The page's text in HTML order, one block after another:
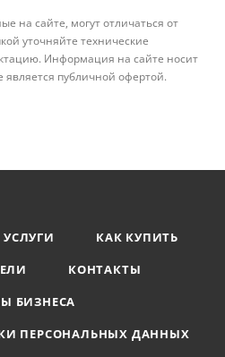
на сайте, могут отличаться от
уточняйте технические
Информация на сайте носит
является публичной офертой.
УСЛУГИ
КАК КУПИТЬ
КОНТАКТЫ
БИЗНЕСА
ПЕРСОНАЛЬНЫХ ДАННЫХ